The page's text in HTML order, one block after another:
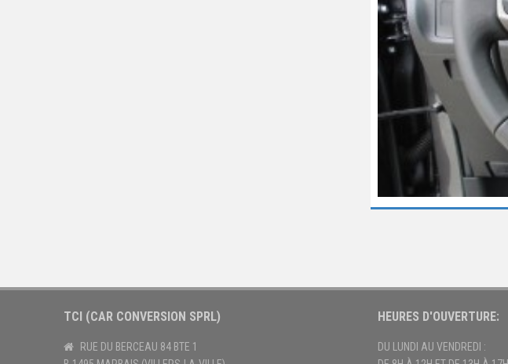
TCI (CAR CONVERSION SPRL)
RUE DU BERCEAU 84 BTE 1
HEURES D'OUVERTURE:
DU LUNDI AU VENDREDI :